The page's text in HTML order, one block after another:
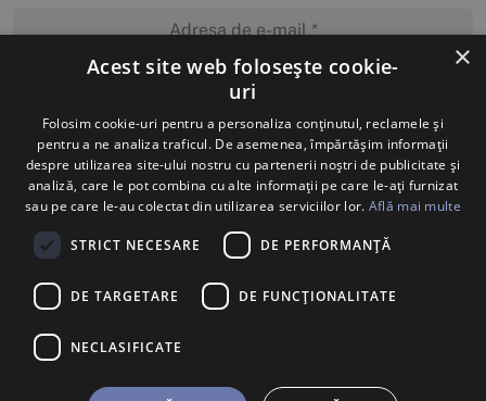
MĂ ABONEZ
×
Acest site web folosește cookie-
uri
Folosim cookie-uri pentru a personaliza conținutul, reclamele și
pentru a ne analiza traficul. De asemenea, împărtășim informații
despre utilizarea site-ului nostru cu partenerii noștri de publicitate și
analiză, care le pot combina cu alte informații pe care le-ați furnizat
sau pe care le-au colectat din utilizarea serviciilor lor. Află mai multe
STRICT NECESARE DE PERFORMANȚĂ
DE TARGETARE DE FUNCŢIONALITATE
NECLASIFICATE